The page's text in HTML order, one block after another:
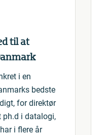
til at
i en
bedste
for direktør
ph.d i datalogi,
i flere år